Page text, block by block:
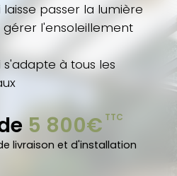
passer la lumière
gérer l'ensoleillement
à tous les
5 800€ TTC
livraison et d'installation